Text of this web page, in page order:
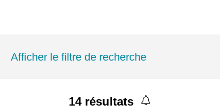
Afficher le filtre de recherche
14résultats